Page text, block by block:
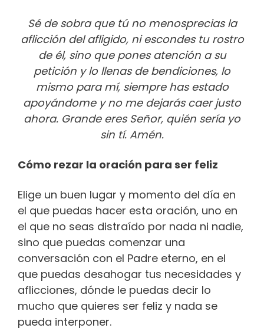
Sé de sobra que tú no menosprecias la
aflicción del afligido, ni escondes tu rostro
de él, sino que pones atención a su
petición y lo llenas de bendiciones, lo
mismo para mí, siempre has estado
apoyándome y no me dejarás caer justo
ahora. Grande eres Señor, quién sería yo
sin tí. Amén.
Cómo rezar la oración para ser feliz
Elige un buen lugar y momento del día en
el que puedas hacer esta oración, uno en
el que no seas distraído por nada ni nadie,
sino que puedas comenzar una
conversación con el Padre eterno, en el
que puedas desahogar tus necesidades y
aflicciones, dónde le puedas decir lo
mucho que quieres ser feliz y nada se
pueda interponer.